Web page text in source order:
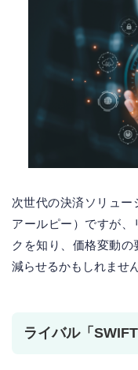
次世代の決済ソリュー
アールピー）ですが、
クを知り、価格変動
減らせるかもしれません
ライバル「